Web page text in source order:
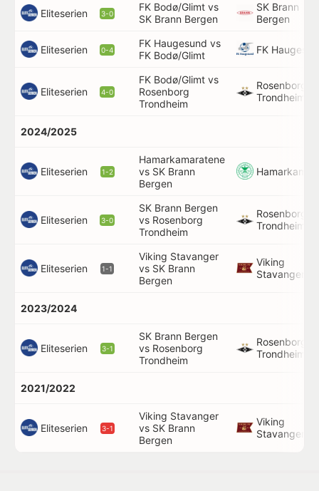
Eliteserien 3-0
FK Bodø/Glimt vs
SK Brann Bergen
SK Brann
Bergen
Eliteserien 0-4
FK Haugesund vs
FK Bodø/Glimt
FK
Eliteserien 4-0
FK Bodø/Glimt vs
Rosenborg
Trondheim
Rosenborg
Trondheim
2024/2025
Eliteserien 1-2
Hamarkamaratene
vs SK Brann
Bergen
Eliteserien 3-0
SK Brann Bergen
vs Rosenborg
Trondheim
Rosenborg
Trondheim
Eliteserien 1-1
Viking Stavanger
vs SK Brann
Bergen
Viking
Stavanger
2023/2024
Eliteserien 3-1
SK Brann Bergen
vs Rosenborg
Trondheim
Rosenborg
Trondheim
2021/2022
Eliteserien 3-1
Viking Stavanger
vs SK Brann
Bergen
Viking
Stavanger